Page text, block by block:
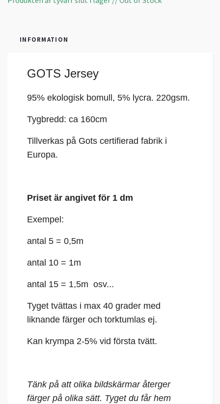
INFORMATION
GOTS Jersey
95% ekologisk bomull, 5% lycra. 220gsm.
Tygbredd: ca 160cm
Tillverkas på Gots certifierad fabrik i
Europa.
Priset är angivet för 1 dm
Exempel:
antal 5 = 0,5m
antal 10 = 1m
antal 15 = 1,5m osv...
Tyget tvättas i max 40 grader med
liknande färger och torktumlas ej.
Kan krympa 2-5% vid första tvätt.
Tänk på att olika bildskärmar återger
färger på olika sätt. Tyget du får hem